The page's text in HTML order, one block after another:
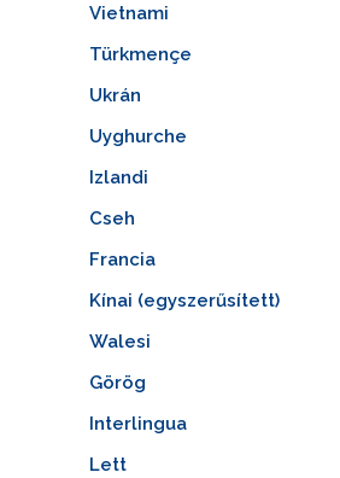
Vietnami
Türkmençe
Ukrán
Uyghurche
Izlandi
Cseh
Francia
Kínai (egyszerűsített)
Walesi
Görög
Interlingua
Lett